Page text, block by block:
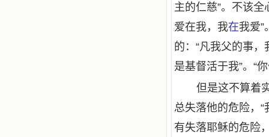
主的仁慈”。不该全
爱在我，我在我爱”
的：“凡我父的事
是基督活于我”。“
但是这不算着
总失落他的危险，
有失落耶稣的危险